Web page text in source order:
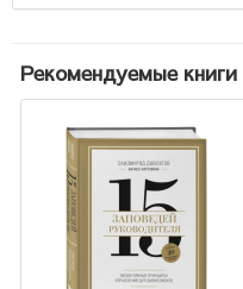
Рекомендуемые